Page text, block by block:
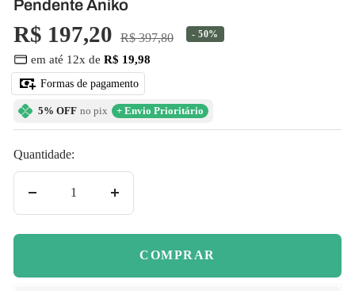
Pendente Aniko
Preço
promocional
R$ 197,20
Preço
normal
R$ 397,80 - 50%
em até 12x de R$ 19,98
Formas de pagamento
5% OFF no pix + Envio Prioritário
Quantidade:
COMPRAR